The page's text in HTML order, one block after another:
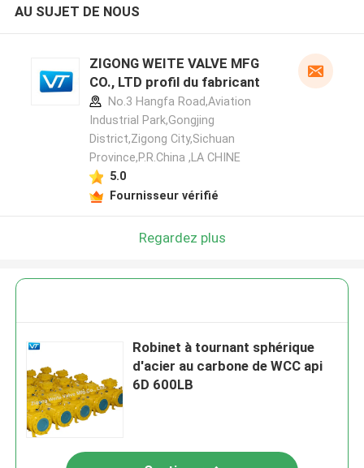
AU SUJET DE NOUS
ZIGONG WEITE VALVE MFG
CO., LTD profil du fabricant
No.3 Hangfa Road,Aviation
Industrial Park,Gongjing
District,Zigong City,Sichuan
Province,P.R.China ,LA CHINE
5.0
Fournisseur vérifié
Regardez plus
Robinet à tournant sphérique
d'acier au carbone de WCC api
6D 600LB